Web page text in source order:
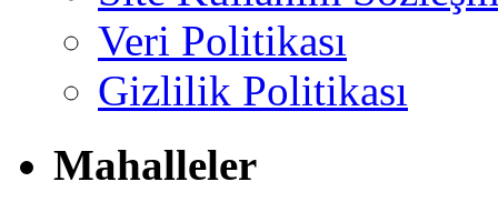
Veri Politikası
Gizlilik Politikası
Mahalleler